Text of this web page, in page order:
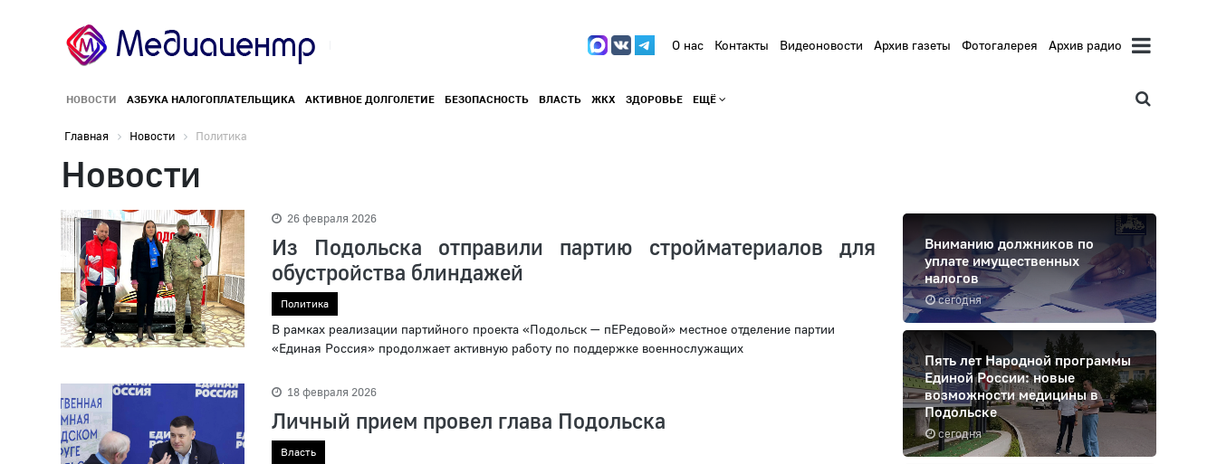
О нас Контакты Видеоновости Архив газеты Фотогалерея Архив радио
НОВОСТИ АЗБУКА НАЛОГОПЛАТЕЛЬЩИКА АКТИВНОЕ ДОЛГОЛЕТИЕ БЕЗОПАСНОСТЬ ВЛАСТЬ ЖКХ ЗДОРОВЬЕ ЕЩЁ
Главная Новости Политика
Новости
26 февраля 2026
Из Подольска отправили партию стройматериалов для
обустройства блиндажей
Политика
В рамках реализации партийного проекта «Подольск — пЕРедовой» местное отделение партии
«Единая Россия» продолжает активную работу по поддержке военнослужащих
18 февраля 2026
Личный прием провел глава Подольска
Власть
сегодня
Вниманию должников по
уплате имущественных
налогов
сегодня
Пять лет Народной программы
Единой России: новые
возможности медицины в
Подольске